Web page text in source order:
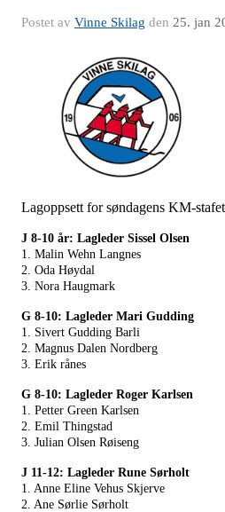
Postet av Vinne Skilag den 25. jan
Lagoppsett for søndagens KM-
J 8-10 år: Lagleder Sissel Olsen
1. Malin Wehn Langnes
2. Oda Høydal
3. Nora Haugmark
G 8-10: Lagleder Mari Gudding
1. Sivert Gudding Barli
2. Magnus Dalen Nordberg
3. Erik rånes
G 8-10: Lagleder Roger Karlsen
1. Petter Green Karlsen
2. Emil Thingstad
3. Julian Olsen Røiseng
J 11-12: Lagleder Rune Sørholt
1. Anne Eline Vehus Skjerve
2. Ane Sørlie Sørholt